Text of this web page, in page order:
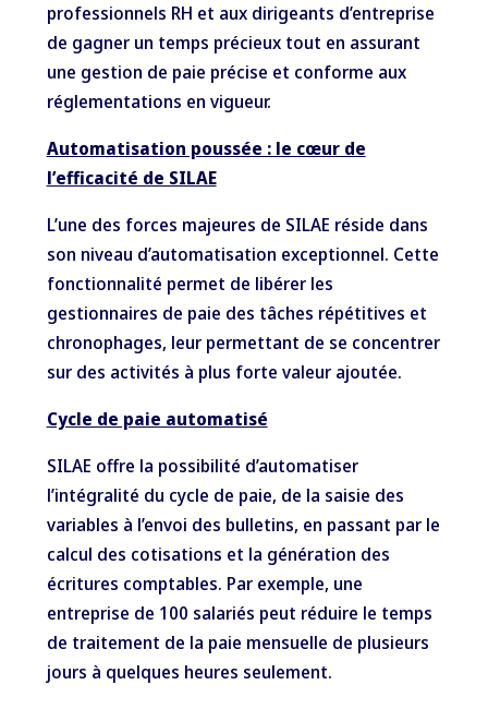
professionnels RH et aux dirigeants d’entreprise
de gagner un temps précieux tout en assurant
une gestion de paie précise et conforme aux
réglementations en vigueur.
Automatisation poussée : le cœur de
l’efficacité de SILAE
L’une des forces majeures de SILAE réside dans
son niveau d’automatisation exceptionnel. Cette
fonctionnalité permet de libérer les
gestionnaires de paie des tâches répétitives et
chronophages, leur permettant de se concentrer
sur des activités à plus forte valeur ajoutée.
Cycle de paie automatisé
SILAE offre la possibilité d’automatiser
l’intégralité du cycle de paie, de la saisie des
variables à l’envoi des bulletins, en passant par le
calcul des cotisations et la génération des
écritures comptables. Par exemple, une
entreprise de 100 salariés peut réduire le temps
de traitement de la paie mensuelle de plusieurs
jours à quelques heures seulement.